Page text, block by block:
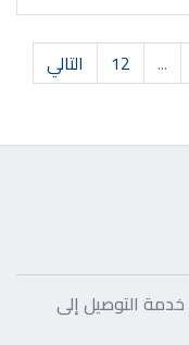
...
12 التالي
التوصيل إلى